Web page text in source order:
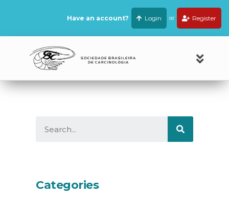
Have an account? Login or Register
Categories